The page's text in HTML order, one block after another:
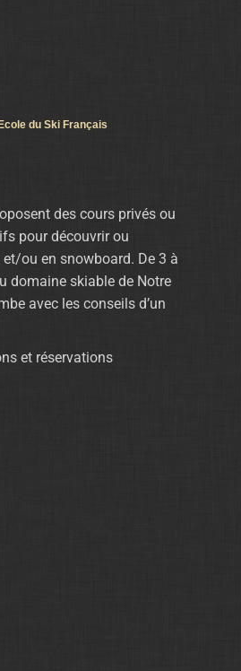
du Ski Français
des cours privés ou
pour découvrir ou
et/ou en snowboard. De 3 à
domaine skiable de Notre
avec les conseils d’un
et réservations